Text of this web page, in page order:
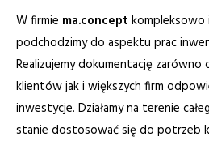
W firmie ma.concept kompleksowo
podchodzimy do aspektu prac
Realizujemy dokumentację zarówno
klientów jak i większych firm
inwestycje. Działamy na terenie
stanie dostosować się do potrzeb